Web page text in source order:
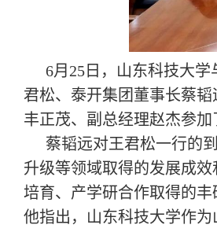
6月25日，山东科技大
君松、泰开集团董事长蔡
丰正茂、副总经理赵杰参加
蔡韬远对王君松一行的
升级等领域取得的发展成
培育、产学研合作取得的
他指出，山东科技大学作